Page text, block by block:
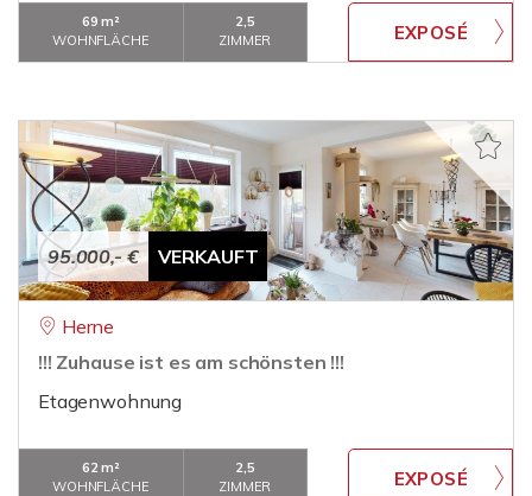
69 m²
WOHNFLÄCHE
2,5
ZIMMER
95.000,- € VERKAUFT
Herne
!!! Zuhause ist es am schönsten !!!
Etagenwohnung
62 m²
WOHNFLÄCHE
2,5
ZIMMER